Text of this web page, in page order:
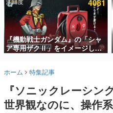
連載・特集一覧
殿堂入り記事
SNS拡散数が数千以
ど。多くの人々に読
事をまとめました。
名作ゲームクリエイ
きます。
赫本
ルライク』無料公開。返事に失
敗すると「YOU DIED」
4081
『機動戦士ガンダム』の「シャ
ア専用ザクⅡ」をイメージした
散水ホースリールが予約開始。
ークやジオン公国軍のエンブレ
ホーム 特集記事
『ソニックレーシン
世界観なのに、操作